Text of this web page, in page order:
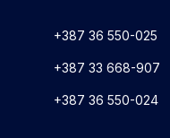
+387 36 550-025
+387 33 668-907
+387 36 550-024